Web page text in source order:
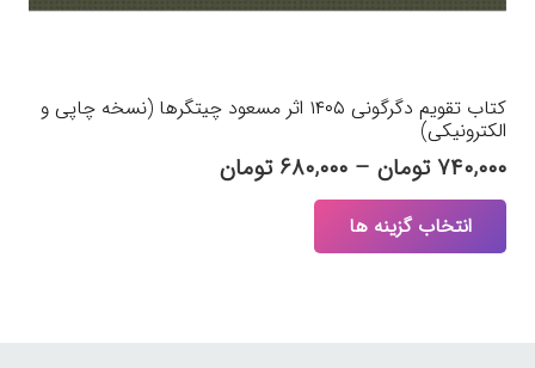
کتاب تقویم دگرگونی ۱۴۰۵ اثر مسعود چیتگرها (نسخه چاپی و
الکترونیکی)
۷۴۰,۰۰۰ تومان – ۶۸۰,۰۰۰ تومانPrice
انتخاب گزینه ها